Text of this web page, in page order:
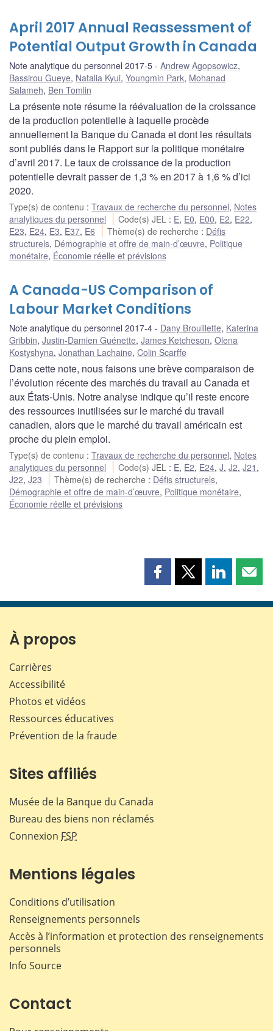
April 2017 Annual Reassessment of
Potential Output Growth in Canada
Note analytique du personnel 2017-5 Andrew Agopsowicz,
Bassirou Gueye, Natalia Kyui, Youngmin Park, Mohanad
Salameh, Ben Tomlin
La présente note résume la réévaluation de la croissance
de la production potentielle à laquelle procède
annuellement la Banque du Canada et dont les résultats
sont publiés dans le Rapport sur la politique monétaire
d’avril 2017. Le taux de croissance de la production
potentielle devrait passer de 1,3 % en 2017 à 1,6 % d’ici
2020.
Type(s) de contenu : Travaux de recherche du personnel, Notes
analytiques du personnel
Code(s) JEL : E, E0, E00, E2, E22,
E23, E24, E3, E37, E6 Thème(s) de recherche : Défis
structurels, Démographie et offre de main-d’œuvre, Politique
monétaire, Économie réelle et prévisions
A Canada-US Comparison of
Labour Market Conditions
Note analytique du personnel 2017-4 Dany Brouillette, Katerina
Gribbin, Justin-Damien Guénette, James Ketcheson, Olena
Kostyshyna, Jonathan Lachaine, Colin Scarffe
Dans cette note, nous faisons une brève comparaison de
l’évolution récente des marchés du travail au Canada et
aux États-Unis. Notre analyse indique qu’il reste encore
des ressources inutilisées sur le marché du travail
canadien, alors que le marché du travail américain est
proche du plein emploi.
Type(s) de contenu : Travaux de recherche du personnel, Notes
analytiques du personnel
Code(s) JEL : E, E2, E24,J,J2,J21 ,
J22, J23 Thème(s) de recherche : Défis structurels,
Démographie et offre de main-d’œuvre, Politique monétaire,
Économie réelle et prévisions
Partager
page
Partager
page
Partager
page page
À propos
Carrières
Accessibilité
Photos et vidéos
Ressources éducatives
Prévention de la fraude
Sites affiliés
Musée de la Banque du Canada
Bureau des biens non réclamés
Connexion FSP
Mentions légales
Conditions d’utilisation
Renseignements personnels
Accès à l’information et protection des renseignements
personnels
Info Source
Contact